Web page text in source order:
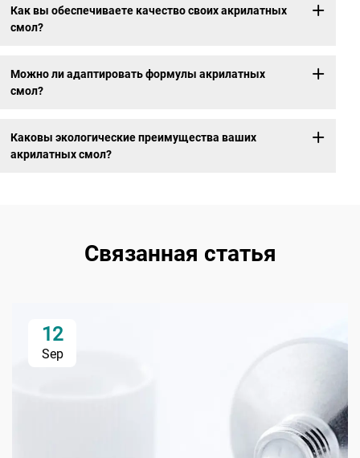
Как вы обеспечиваете качество своих акрилатных
смол?
Можно ли адаптировать формулы акрилатных
смол?
Каковы экологические преимущества ваших
акрилатных смол?
Связанная статья
12
Sep